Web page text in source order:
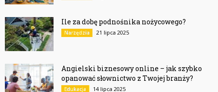
Ile za dobę podnośnika nożycowego?
Narzędzia 21 lipca 2025
Angielski biznesowy online – jak szybko
opanować słownictwo z Twojej branży?
Edukacja 14 lipca 2025